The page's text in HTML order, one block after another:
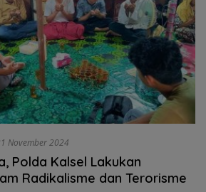
November 2024
Polda Kalsel Lakukan
Radikalisme dan Terorisme